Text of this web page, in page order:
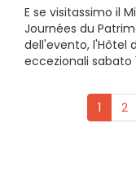
E se visitassimo il
Journées du
dell'evento, l'Hôtel
eccezionali sabato
1 2